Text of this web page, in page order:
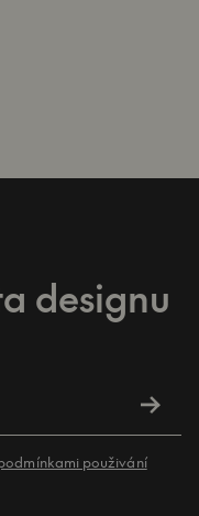
designu
použivání